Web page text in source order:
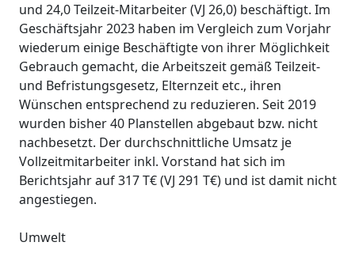
und 24,0 Teilzeit-Mitarbeiter (VJ 26,0) beschäftigt. Im
Geschäftsjahr 2023 haben im Vergleich zum Vorjahr
wiederum einige Beschäftigte von ihrer Möglichkeit
Gebrauch gemacht, die Arbeitszeit gemäß Teilzeit-
und Befristungsgesetz, Elternzeit etc., ihren
Wünschen entsprechend zu reduzieren. Seit 2019
wurden bisher 40 Planstellen abgebaut bzw. nicht
nachbesetzt. Der durchschnittliche Umsatz je
Vollzeitmitarbeiter inkl. Vorstand hat sich im
Berichtsjahr auf 317 T€ (VJ 291 T€) und ist damit nicht
angestiegen.
Umwelt